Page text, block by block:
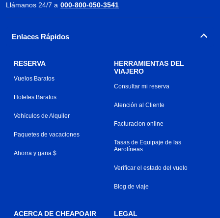
Llámanos 24/7 a 000-800-050-3541
Enlaces Rápidos
RESERVA
Vuelos Baratos
Hoteles Baratos
Vehículos de Alquiler
Paquetes de vacaciones
Ahorra y gana $
HERRAMIENTAS DEL
VIAJERO
Consultar mi reserva
Atención al Cliente
Facturacion online
Tasas de Equipaje de las
Aerolíneas
Verificar el estado del vuelo
Blog de viaje
ACERCA DE CHEAPOAIR LEGAL